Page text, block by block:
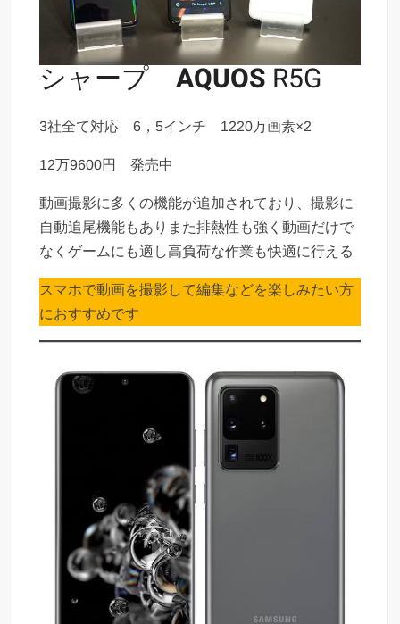
シャープAQUOS R5G
3社全て対応 6，5インチ 1220万画素×2
12万9600円 発売中
動画撮影に多くの機能が追加されており、撮影に
自動追尾機能もありまた排熱性も強く動画だけで
なくゲームにも適し高負荷な作業も快適に行える
スマホで動画を撮影して編集などを楽しみたい方
におすすめです